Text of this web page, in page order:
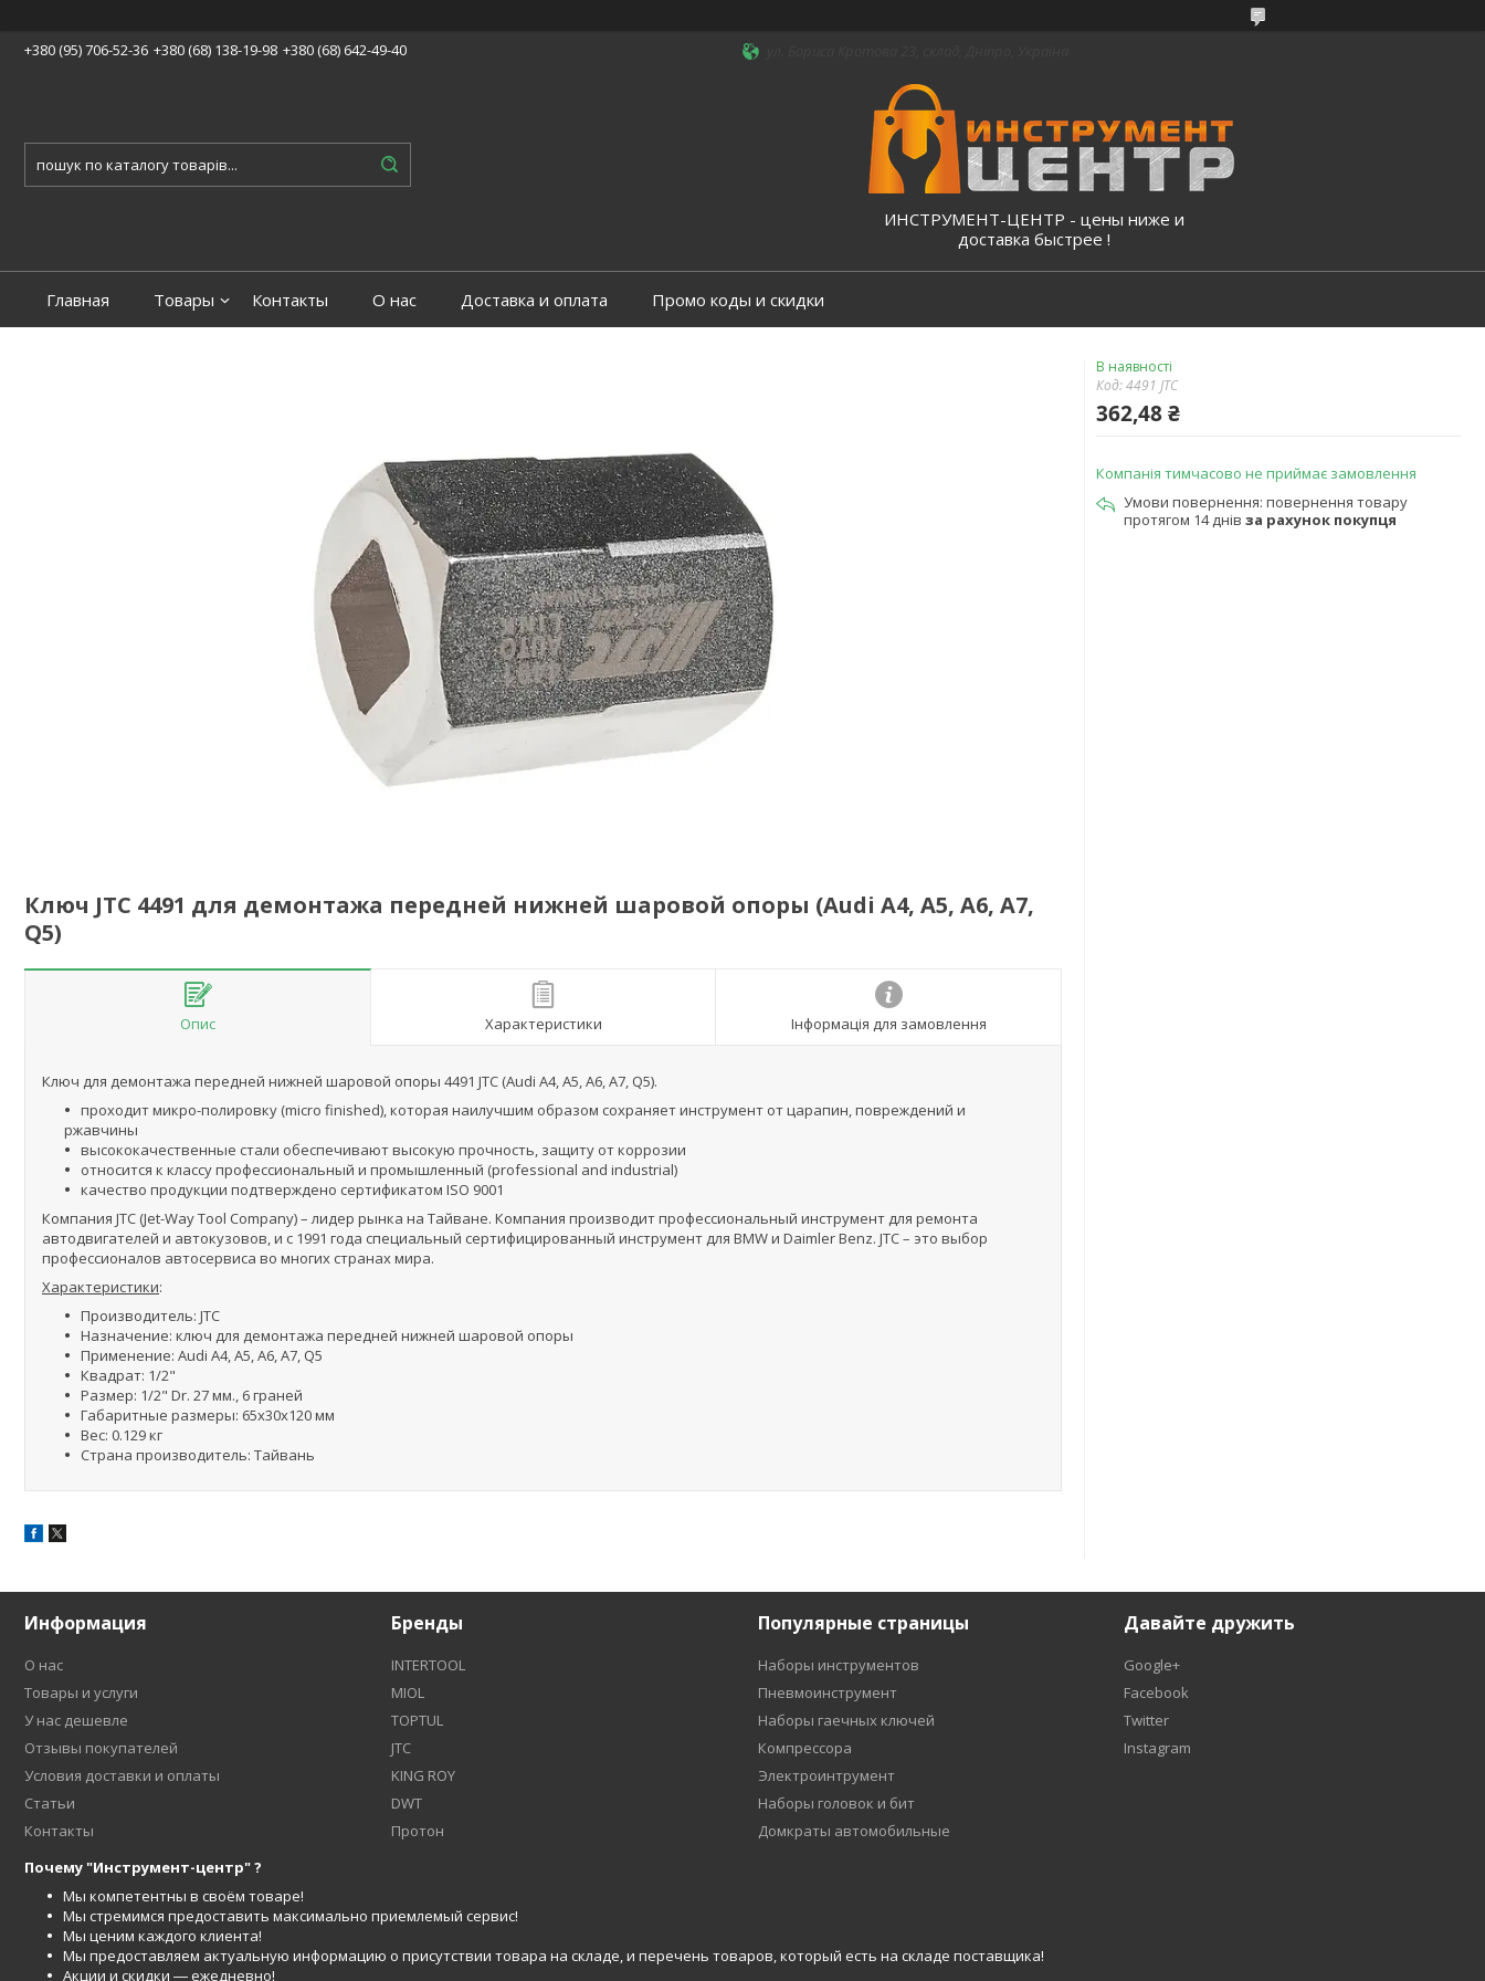
+380 (95) 706-52-36 +380 (68) 138-19-98 +380 (68) 642-49-40
ИНСТРУМЕНТ-ЦЕНТР - цены ниже и
доставка быстрее !
Главная Товары Контакты О нас Доставка и оплата Промо коды и скидки
Ключ JTC 4491 для демонтажа передней нижней шаровой опоры (Audi A4, A5, A6, A7,
Q5)
Опис Характеристики Інформація для замовлення
Ключ для демонтажа передней нижней шаровой опоры 4491 JTC (Audi A4, A5, A6, A7, Q5).
проходит микро-полировку (micro finished), которая наилучшим образом сохраняет инструмент от царапин, повреждений и
ржавчины
высококачественные стали обеспечивают высокую прочность, защиту от коррозии
относится к классу профессиональный и промышленный (professional and industrial)
качество продукции подтверждено сертификатом ISO 9001
Компания JTC (Jet-Way Tool Company) – лидер рынка на Тайване. Компания производит профессиональный инструмент для ремонта
автодвигателей и автокузовов, и с 1991 года специальный сертифицированный инструмент для BMW и Daimler Benz. JTC – это выбор
профессионалов автосервиса во многих странах мира.
Характеристики:
Производитель: JTC
Назначение: ключ для демонтажа передней нижней шаровой опоры
Применение: Audi A4, A5, A6, A7, Q5
Квадрат: 1/2"
Размер: 1/2" Dr. 27 мм., 6 граней
Габаритные размеры: 65x30x120 мм
Вес: 0.129 кг
Страна производитель: Тайвань
В наявності
Код:4491 JTC
362,48 ₴
Компанія тимчасово не приймає замовлення
повернення товару
протягом 14 днів за рахунок покупця
Информация
О нас
Товары и услуги
У нас дешевле
Отзывы покупателей
Условия доставки и оплаты
Статьи
Контакты
Бренды
INTERTOOL
MIOL
TOPTUL
JTC
KING ROY
DWT
Протон
Популярные страницы
Наборы инструментов
Пневмоинструмент
Наборы гаечных ключей
Компрессора
Электроинтрумент
Наборы головок и бит
Домкраты автомобильные
Давайте дружить
Google+
Facebook
Twitter
Instagram
Почему "Инструмент-центр" ?
Мы компетентны в своём товаре!
Мы стремимся предоставить максимально приемлемый сервис!
Мы ценим каждого клиента!
Мы предоставляем актуальную информацию о присутствии товара на складе, и перечень товаров, который есть на складе поставщика!
Акции и скидки ― ежедневно!